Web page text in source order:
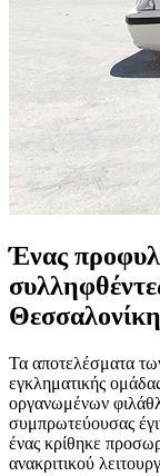
Ένας
Θεσσαλονίκη
Τα αποτελέσματα
εγκληματικής
οργανωμένων
συμπρωτεύουσας
ένας κρίθηκε
ανακριτικού